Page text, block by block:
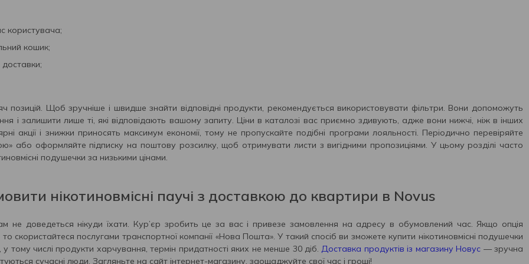
користувача;
кошик;
позицій. Щоб зручніше і швидше знайти відповідні продукти, рекомендується використовувати фільтри. Вони допоможуть
і залишити лише ті, які відповідають вашому запиту. Ціни в каталозі вас приємно здивують, адже вони нижчі, ніж в інших
акції і знижки приносять максимум економії, тому не пропускайте подібні програми лояльності. Періодично перевіряйте
або оформляйте підписку на поштову розсилку, щоб отримувати листи з вигідними пропозиціями. У цьому розділі часто
подушечки за низькими цінами.
нікотиновмісні паучі з доставкою до квартири в Novus
не доведеться нікуди їхати. Кур’єр зробить це за вас і привезе замовлення на адресу в обумовлений час. Якщо опція
скористайтеся послугами транспортної компанії «Нова Пошта». У такий спосіб ви зможете купити нікотиновмісні подушечки
у тому числі продукти харчування, термін придатності яких не менше 30 діб. Доставка продуктів із магазину Новус — зручна
сучасні люди. Загляньте на сайт інтернет-магазину, заощаджуйте свої час і гроші!